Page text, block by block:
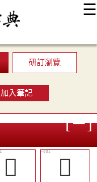
☰
研訂瀏覽
加入筆記
𡘲
𤏠